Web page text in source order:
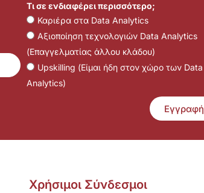
Τι σε ενδιαφέρει περισσότερο;
Καριέρα στα Data Analytics
Αξιοποίηση τεχνολογιών Data Analytics
(Επαγγελματίας άλλου κλάδου)
Upskilling (Είμαι ήδη στον χώρο των Data
Analytics)
Εγγραφή
Χρήσιμοι Σύνδεσμοι